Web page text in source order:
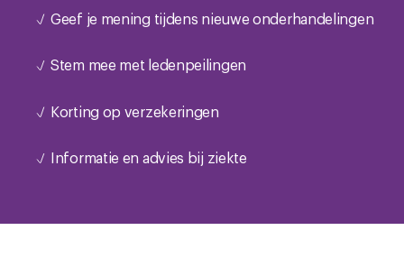
Geef je mening tijdens nieuwe onderhandelingen
Stem mee met ledenpeilingen
Korting op verzekeringen
Informatie en advies bij ziekte